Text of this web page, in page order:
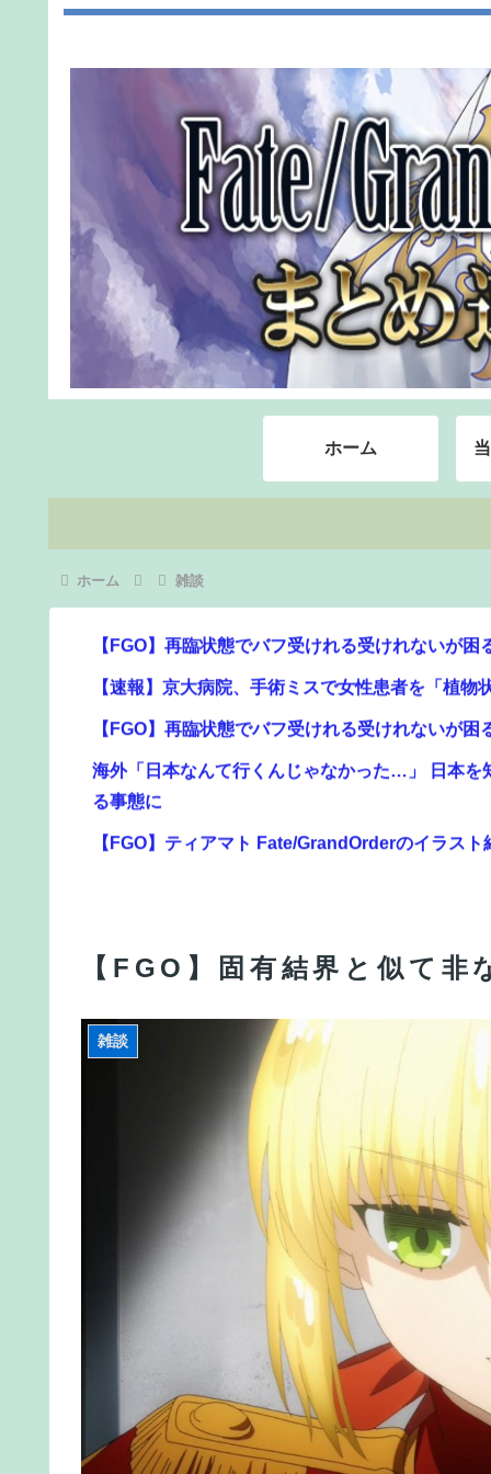
ホーム
ホーム 雑談
【FGO】再臨状態でバフ受けれる受けれないが困
【速報】京大病院、手術ミスで女性患者を「植物
【FGO】再臨状態でバフ受けれる受けれないが困
海外「日本なんて行くんじゃなかった…」 日本
る事態に
【FGO】ティアマト Fate/GrandOrderのイラスト
【動画】競艇選手かわいすぎね？ ←くっそかわ
【FGO】再臨状態でバフ受けれる受けれないが困
【FGO】再臨状態でバフ受けれる受けれないが困
【FGO】スルトくんは保険に使えたのかね実際
【画像】日焼け口リの締まったお尻っていいよね
【FGO】固有結界と似て
雑談